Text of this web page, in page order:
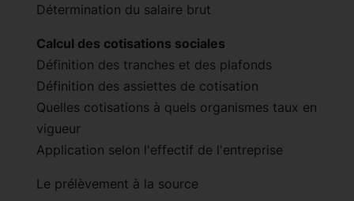
Détermination du salaire brut
Calcul des cotisations sociales
Définition des tranches et des plafonds
Définition des assiettes de cotisation
Quelles cotisations à quels organismes taux en
vigueur
Application selon l'effectif de l'entreprise
Le prélèvement à la source